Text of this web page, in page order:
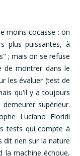
moins cocasse : on
plus puissantes, à
; mais on se refuse
de montrer dans le
les évaluer (test de
qu'il y a toujours
supérieur.
Luciano Floridi
tests qui compte à
dit rien sur la nature
la machine échoue,